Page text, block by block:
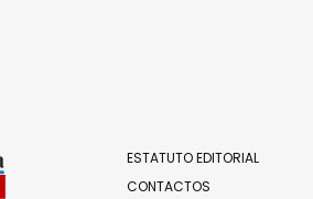
ESTATUTO EDITORIAL
CONTACTOS